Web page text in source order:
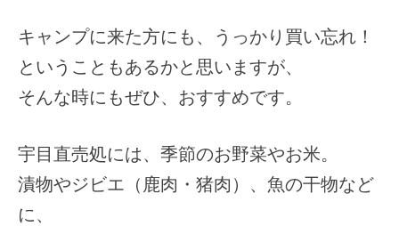
キャンプに来た方にも、うっかり買い忘れ！
ということもあるかと思いますが、
そんな時にもぜひ、おすすめです。
宇目直売処には、季節のお野菜やお米。
漬物やジビエ（鹿肉・猪肉）、魚の干物など
に、